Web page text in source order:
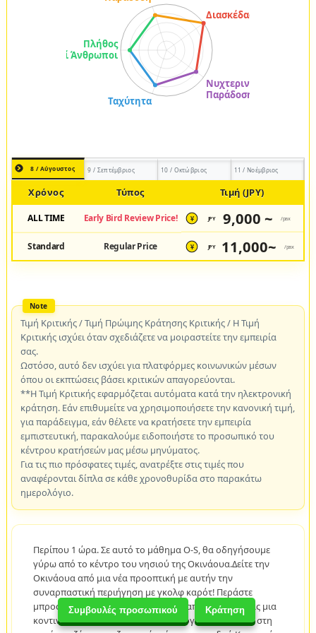
Συμβουλές προσωπικού Κράτηση
8 / Αύγουστος 9 / Σεπτέμβριος 10 / Οκτώβριος 11 / Νοέμβριος
Χρόνος Τύπος Τιμή (JPY)
ALL TIME Early Bird Review Price! ¥ JPY 9,000 ~ /pax
Standard Regular Price ¥ JPY 11,000~ /pax
Τιμή Κριτικής / Τιμή Πρώιμης Κράτησης Κριτικής / Η Τιμή
Κριτικής ισχύει όταν σχεδιάζετε να μοιραστείτε την εμπειρία
σας.
Ωστόσο, αυτό δεν ισχύει για πλατφόρμες κοινωνικών μέσων
όπου οι εκπτώσεις βάσει κριτικών απαγορεύονται.
**Η Τιμή Κριτικής εφαρμόζεται αυτόματα κατά την ηλεκτρονική
κράτηση. Εάν επιθυμείτε να χρησιμοποιήσετε την κανονική τιμή,
για παράδειγμα, εάν θέλετε να κρατήσετε την εμπειρία
εμπιστευτική, παρακαλούμε ειδοποιήστε το προσωπικό του
κέντρου κρατήσεών μας μέσω μηνύματος.
Για τις πιο πρόσφατες τιμές, ανατρέξτε στις τιμές που
αναφέρονται δίπλα σε κάθε χρονοθυρίδα στο παρακάτω
ημερολόγιο.
Περίπου 1 ώρα. Σε αυτό το μάθημα O-S, θα οδηγήσουμε
γύρω από το κέντρο του νησιού της Οκινάουα.Δείτε την
Οκινάουα από μια νέα προοπτική με αυτήν την
συναρπαστική περιήγηση με γκολφ καρότ! Περάστε
μπροστά από το αεροδρόμιο Νάχα, απολαμβάνοντας μια
κοντινή θέα στα αεροπλάνα που απογειώνονται, και στη